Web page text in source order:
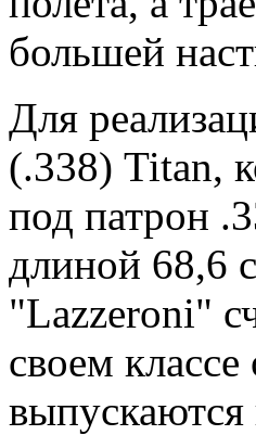
большей
Для
(.338) Titan,
под патрон
длиной 68,6
"Lazzeroni"
своем
выпускаются